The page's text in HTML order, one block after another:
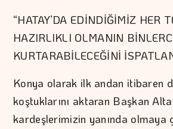
“HATAY’DA EDİNDİĞİMİZ HER
HAZIRLIKLI OLMANIN
KURTARABİLECEĞİNİ
Konya olarak ilk andan itibaren
koştuklarını aktaran Başkan
kardeşlerimizin yanında olmaya